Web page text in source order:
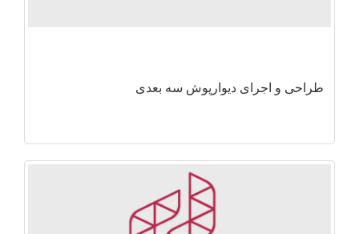
طراحی و اجرای دیوارپوش سه بعدی